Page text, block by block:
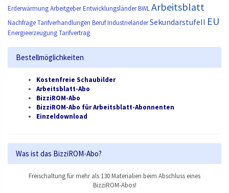
ErderwärmungArbeitgeberEntwicklungsländerBWLArbeitsblatt
NachfrageTarifverhandlungen BerufIndustrieländerSekundarstufeII EU
EnergieerzeugungTarifvertrag
Bestellmöglichkeiten
Kostenfreie Schaubilder
Arbeitsblatt-Abo
BizziROM-Abo
BizziROM-Abo für Arbeitsblatt-Abonnenten
Einzeldownload
Was ist das BizziROM-Abo?
Freischaltung für mehr als 130 Materialien beim Abschluss eines
BizziROM-Abos!